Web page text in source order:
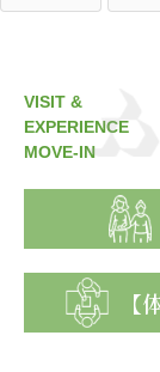
VISIT &
EXPERIENCE
MOVE-IN
【